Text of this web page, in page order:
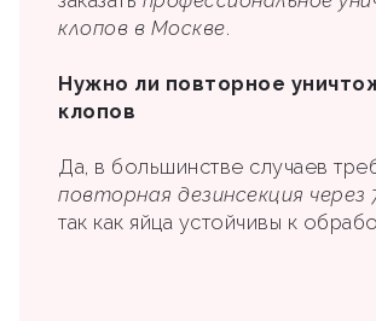
клопов в Москве.
Нужно ли повторное
клопов
Да, в большинстве случаев
повторная дезинсекция через
так как яйца устойчивы к